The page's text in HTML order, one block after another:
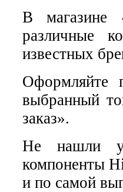
В магазине
различные
известных
Оформляйте
выбранный
заказ».
Не нашли у
компоненты
и по самой